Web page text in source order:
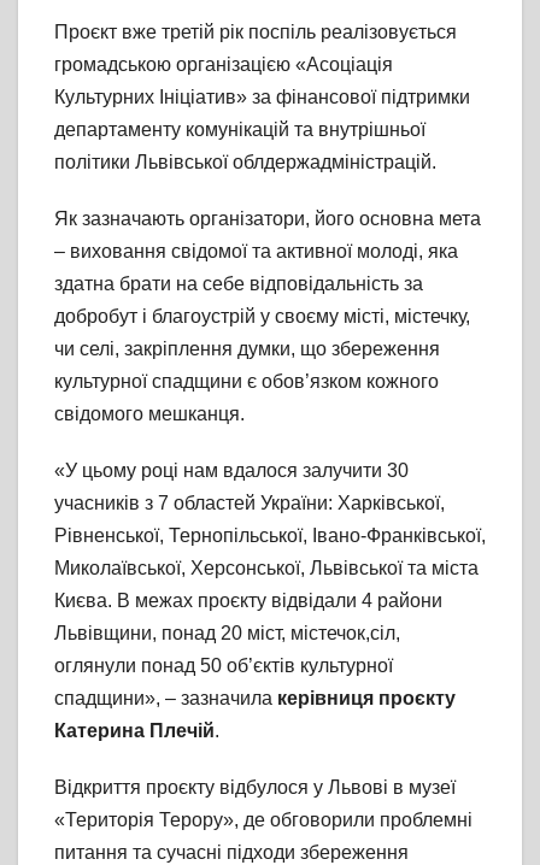
Проєкт вже третій рік поспіль реалізовується
громадською організацією «Асоціація
Культурних Ініціатив» за фінансової підтримки
департаменту комунікацій та внутрішньої
політики Львівської облдержадміністрацій.
Як зазначають організатори, його основна мета
– виховання свідомої та активної молоді, яка
здатна брати на себе відповідальність за
добробут і благоустрій у своєму місті, містечку,
чи селі, закріплення думки, що збереження
культурної спадщини є обов’язком кожного
свідомого мешканця.
«У цьому році нам вдалося залучити 30
учасників з 7 областей України: Харківської,
Рівненської, Тернопільської, Івано-Франківської,
Миколаївської, Херсонської, Львівської та міста
Києва. В межах проєкту відвідали 4 райони
Львівщини, понад 20 міст, містечок,сіл,
оглянули понад 50 об’єктів культурної
спадщини», – зазначила керівниця проєкту
Катерина Плечій.
Відкриття проєкту відбулося у Львові в музеї
«Територія Терору», де обговорили проблемні
питання та сучасні підходи збереження